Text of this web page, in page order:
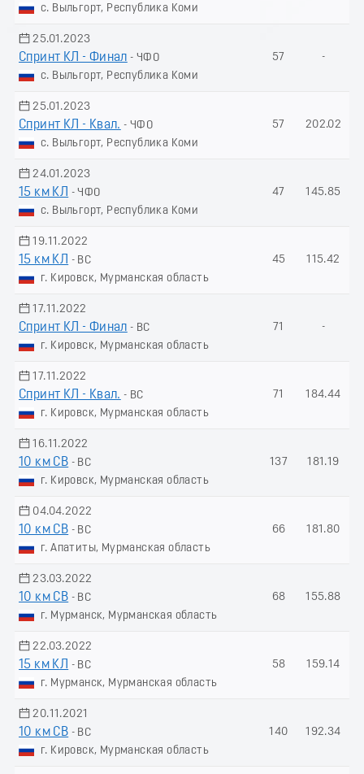
с. Выльгорт, Республика Коми
25.01.2023
Спринт КЛ - Финал - ЧФО
с. Выльгорт, Республика Коми
57 -
25.01.2023
Спринт КЛ - Квал. - ЧФО
с. Выльгорт, Республика Коми
57 202.02
24.01.2023
15 км КЛ
- ЧФО
с. Выльгорт, Республика Коми
47 145.85
19.11.2022
15 км КЛ
- ВС
г. Кировск, Мурманская область
45 115.42
17.11.2022
Спринт КЛ - Финал - ВС
г. Кировск, Мурманская область
71 -
17.11.2022
Спринт КЛ - Квал. - ВС
г. Кировск, Мурманская область
71 184.44
16.11.2022
10 км СВ - ВС
г. Кировск, Мурманская область
137 181.19
04.04.2022
10 км СВ - ВС
г. Апатиты, Мурманская область
66 181.80
23.03.2022
10 км СВ - ВС
г. Мурманск, Мурманская область
68 155.88
22.03.2022
15 км КЛ
- ВС
г. Мурманск, Мурманская область
58 159.14
20.11.2021
10 км СВ - ВС
г. Кировск, Мурманская область
140 192.34